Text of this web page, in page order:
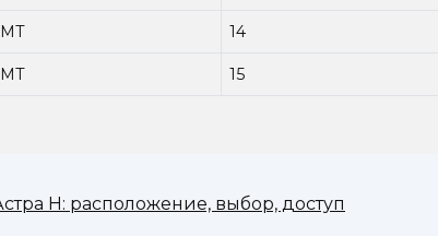
MT 14
MT 15
Н: расположение, выбор, доступ